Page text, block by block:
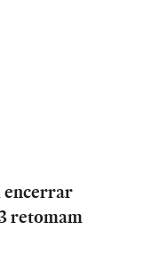
encerrar
retomam